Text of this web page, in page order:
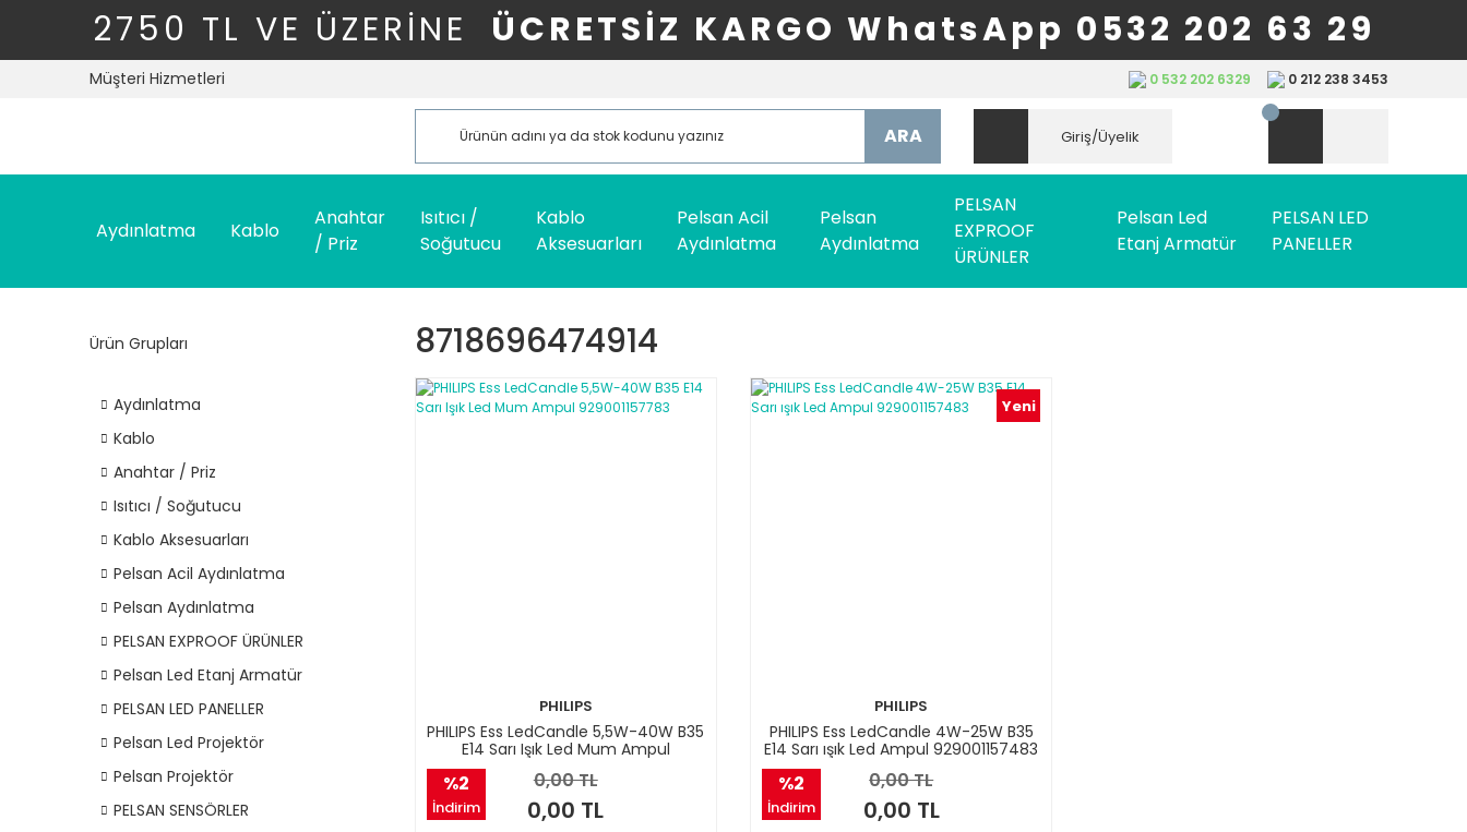
2750 TL VE ÜZERİNE ÜCRETSİZ KARGO WhatsApp 0532 202 63 29
Müşteri Hizmetleri 0 532 202 6329 0 212 238 3453
ARA Giriş/Üyelik
Aydınlatma Kablo
Anahtar
/ Priz
Isıtıcı /
Soğutucu
Kablo
Aksesuarları
Pelsan Acil
Aydınlatma
Pelsan
Aydınlatma
PELSAN
EXPROOF
ÜRÜNLER
Pelsan Led
Etanj Armatür
PELSAN LED
PANELLER
Ürün Grupları
Aydınlatma
Kablo
Anahtar / Priz
Isıtıcı / Soğutucu
Kablo Aksesuarları
Pelsan Acil Aydınlatma
Pelsan Aydınlatma
PELSAN EXPROOF ÜRÜNLER
Pelsan Led Etanj Armatür
PELSAN LED PANELLER
Pelsan Led Projektör
Pelsan Projektör
PELSAN SENSÖRLER
8718696474914
%2
İndirim
PHILIPS
PHILIPS Ess LedCandle 5,5W-40W B35
E14 Sarı Işık Led Mum Ampul
0,00 TL
0,00 TL
Yeni
%2
İndirim
PHILIPS
PHILIPS Ess LedCandle 4W-25W B35
E14 Sarı ışık Led Ampul 929001157483
0,00 TL
0,00 TL